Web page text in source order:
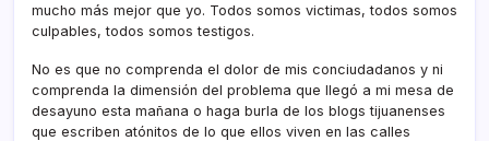
mucho más mejor que yo. Todos somos victimas, todos somos
culpables, todos somos testigos.
No es que no comprenda el dolor de mis conciudadanos y ni
comprenda la dimensión del problema que llegó a mi mesa de
desayuno esta mañana o haga burla de los blogs tijuanenses
que escriben atónitos de lo que ellos viven en las calles